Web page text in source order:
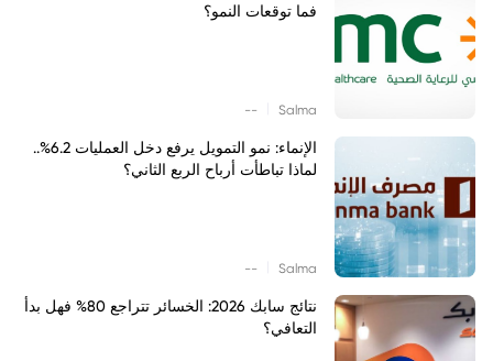
فما توقعات النمو؟
Salma
--
الإنماء: نمو التمويل يرفع دخل العمليات 6.2%..
لماذا تباطأت أرباح الربع الثاني؟
Salma
--
نتائج سابك 2026: الخسائر تتراجع 80% فهل بدأ
التعافي؟